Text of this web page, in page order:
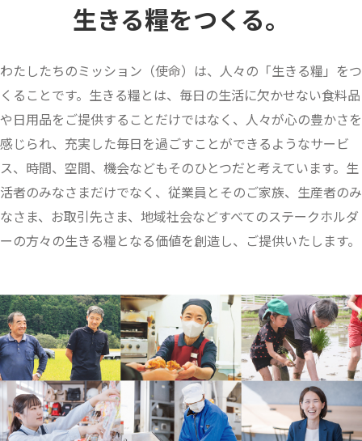
生きる糧をつくる。
わたしたちのミッション（使命）は、人々の「生きる糧」をつ
くることです。生きる糧とは、毎日の生活に欠かせない食料品
や日用品をご提供することだけではなく、人々が心の豊かさを
感じられ、充実した毎日を過ごすことができるようなサービ
ス、時間、空間、機会などもそのひとつだと考えています。生
活者のみなさまだけでなく、従業員とそのご家族、生産者のみ
なさま、お取引先さま、地域社会などすべてのステークホルダ
ーの方々の生きる糧となる価値を創造し、ご提供いたします。